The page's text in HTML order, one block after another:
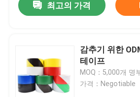
최고의 가격
감추기 위한
테이프
MOQ：5,000개 명
가격：Negotiable